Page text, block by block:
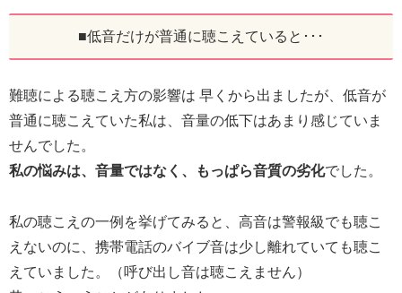
■低音だけが普通に聴こえていると･･･
難聴による聴こえ方の影響は 早くから出ましたが、低音が
普通に聴こえていた私は、音量の低下はあまり感じていま
せんでした。
私の悩みは、音量ではなく、もっぱら音質の劣化でした。
私の聴こえの一例を挙げてみると、高音は警報級でも聴こ
えないのに、携帯電話のバイブ音は少し離れていても聴こ
えていました。（呼び出し音は聴こえません）